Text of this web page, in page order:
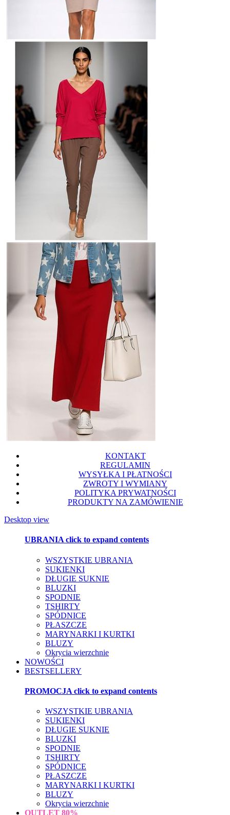
KONTAKT
REGULAMIN
WYSYŁKA I PŁATNOŚCI
ZWROTY I WYMIANY
POLITYKA PRYWATNOŚCI
PRODUKTY NA ZAMÓWIENIE
Desktop view
UBRANIAclick to expand contents
WSZYSTKIE UBRANIA
SUKIENKI
DŁUGIE SUKNIE
BLUZKI
SPODNIE
TSHIRTY
SPÓDNICE
PŁASZCZE
MARYNARKI I KURTKI
BLUZY
Okrycia wierzchnie
NOWOŚCI
BESTSELLERY
PROMOCJA click to expand contents
WSZYSTKIE UBRANIA
SUKIENKI
DŁUGIE SUKNIE
BLUZKI
SPODNIE
TSHIRTY
SPÓDNICE
PŁASZCZE
MARYNARKI I KURTKI
BLUZY
Okrycia wierzchnie
OUTLET 80%